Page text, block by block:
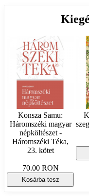
Konsza Samu:
Háromszéki magyar
népköltészet -
Háromszéki Téka,
23. kötet
70.00 RON
Kosárba tesz